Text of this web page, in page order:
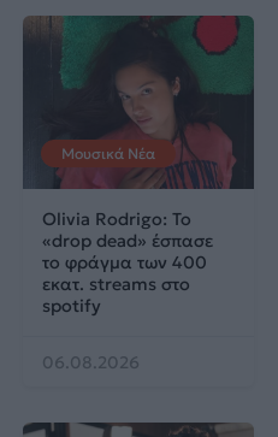
Μουσικά Νέα
Olivia Rodrigo: To
«drop dead» έσπασε
το φράγμα των 400
εκατ. streams στο
spotify
06.08.2026